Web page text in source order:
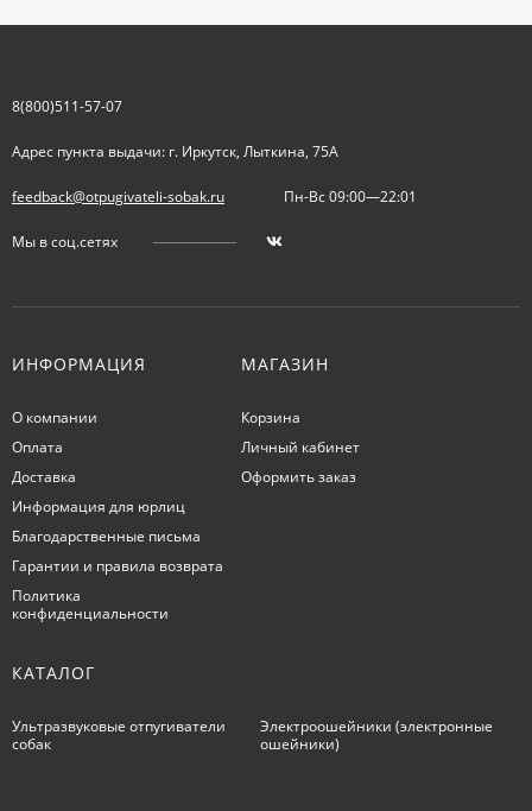
8(800)511-57-07
Адрес пункта выдачи: г. Иркутск, Лыткина, 75А
feedback@otpugivateli-sobak.ru Пн-Вс 09:00—22:01
Мы в соц.сетях
ИНФОРМАЦИЯ
О компании
Оплата
Доставка
Информация для юрлиц
Благодарственные письма
Гарантии и правила возврата
Политика
конфиденциальности
МАГАЗИН
Корзина
Личный кабинет
Оформить заказ
КАТАЛОГ
Ультразвуковые отпугиватели
собак
Электроошейники (электронные
ошейники)